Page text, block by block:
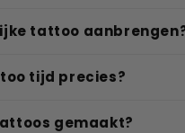
tattoo
tijd precies?
gemaakt?